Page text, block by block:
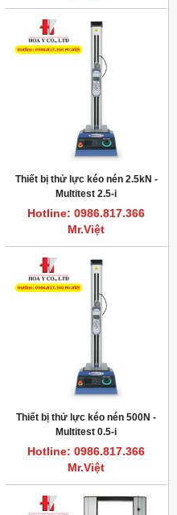
Thiết bị thử lực kéo nén 2.5kN -
Multitest 2.5-i
Hotline: 0986.817.366
Mr.Việt
Thiết bị thử lực kéo nén 500N -
Multitest 0.5-i
Hotline: 0986.817.366
Mr.Việt